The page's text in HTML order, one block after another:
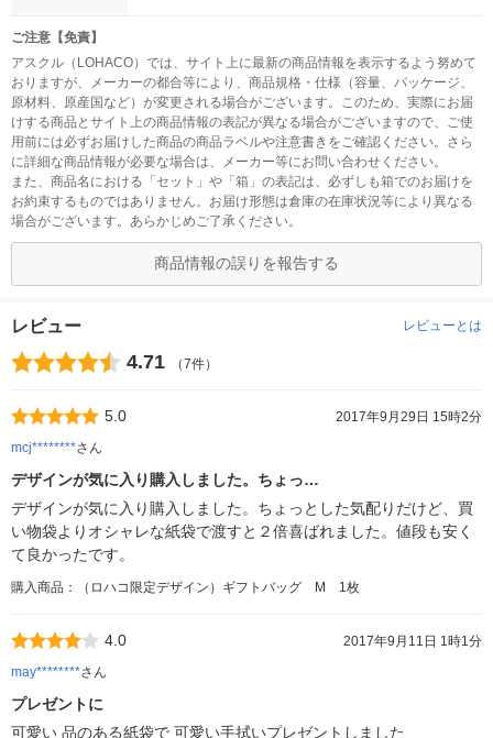
ご注意【免責】
アスクル（LOHACO）では、サイト上に最新の商品情報を表示するよう努めて
おりますが、メーカーの都合等により、商品規格・仕様（容量、パッケージ、
原材料、原産国など）が変更される場合がございます。このため、実際にお届
けする商品とサイト上の商品情報の表記が異なる場合がございますので、ご使
用前には必ずお届けした商品の商品ラベルや注意書きをご確認ください。さら
に詳細な商品情報が必要な場合は、メーカー等にお問い合わせください。
また、商品名における「セット」や「箱」の表記は、必ずしも箱でのお届けを
お約束するものではありません。お届け形態は倉庫の在庫状況等により異なる
場合がございます。あらかじめご了承ください。
商品情報の誤りを報告する
レビュー レビューとは
4.71 （7件）
5.0
2017年9月29日 15時2分
mcj********さん
デザインが気に入り購入しました。ちょっ…
デザインが気に入り購入しました。ちょっとした気配りだけど、買
い物袋よりオシャレな紙袋で渡すと２倍喜ばれました。値段も安く
て良かったです。
購入商品：（ロハコ限定デザイン）ギフトバッグ M 1枚
4.0
2017年9月11日 1時1分
may********さん
プレゼントに
可愛い 品のある紙袋で 可愛い手拭いプレゼントしました